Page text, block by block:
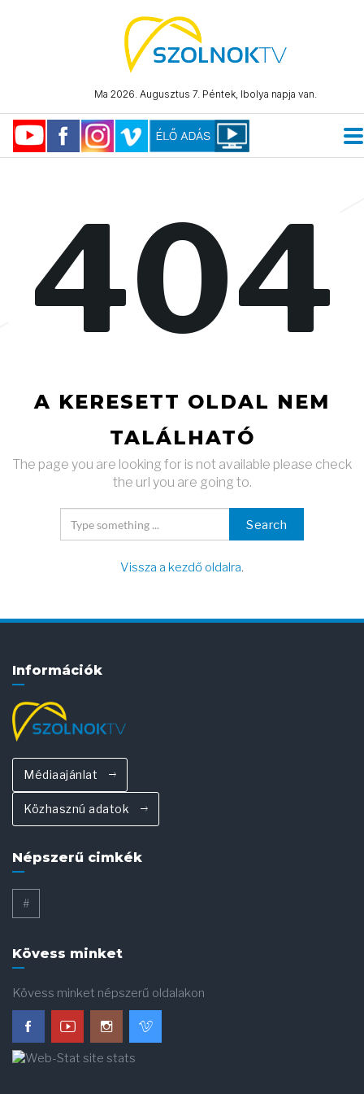
Ma 2026. Augusztus 7. Péntek, Ibolya napja van.
404
A KERESETT OLDAL NEM
TALÁLHATÓ
The page you are looking for is not available please check
the url you are going to.
Search
Vissza a kezdő oldalra.
Információk
Médiaajánlat
Közhasznú adatok
Népszerű cimkék
#
Kövess minket
Kövess minket népszerű oldalakon